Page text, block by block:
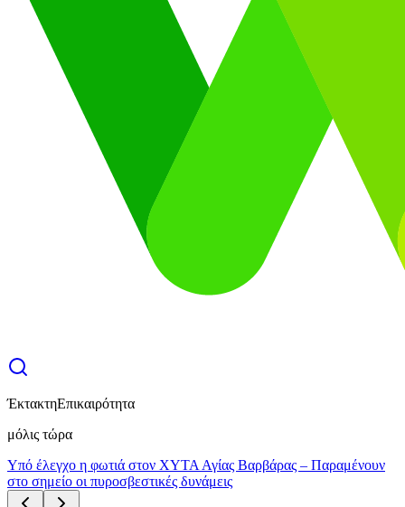
ΈκτακτηΕπικαιρότητα
μόλις τώρα
Υπό έλεγχο η φωτιά στον ΧΥΤΑ Αγίας Βαρβάρας – Παραμένουν
στο σημείο οι πυροσβεστικές δυνάμεις